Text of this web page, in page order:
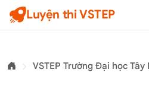
Luyện thi VSTEP
VSTEP Trường Đại học Tây